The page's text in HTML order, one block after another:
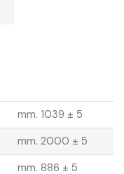
mm. 1039 ± 5
mm. 2000 ± 5
mm. 886 ± 5